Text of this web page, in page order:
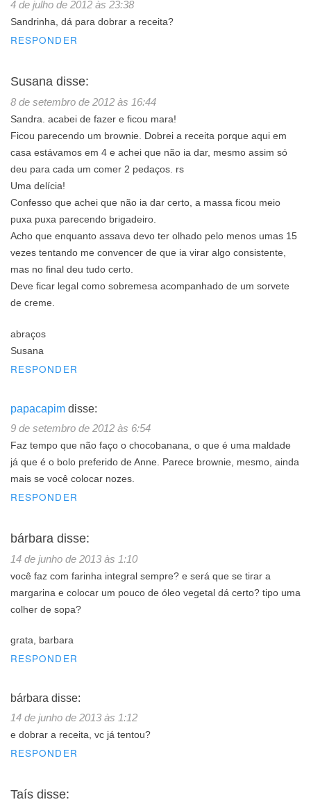
4 de julho de 2012 às 23:38
Sandrinha, dá para dobrar a receita?
RESPONDER
Susana disse:
8 de setembro de 2012 às 16:44
Sandra. acabei de fazer e ficou mara!
Ficou parecendo um brownie. Dobrei a receita porque aqui em
casa estávamos em 4 e achei que não ia dar, mesmo assim só
deu para cada um comer 2 pedaços. rs
Uma delícia!
Confesso que achei que não ia dar certo, a massa ficou meio
puxa puxa parecendo brigadeiro.
Acho que enquanto assava devo ter olhado pelo menos umas 15
vezes tentando me convencer de que ia virar algo consistente,
mas no final deu tudo certo.
Deve ficar legal como sobremesa acompanhado de um sorvete
de creme.
abraços
Susana
RESPONDER
papacapim disse:
9 de setembro de 2012 às 6:54
Faz tempo que não faço o chocobanana, o que é uma maldade
já que é o bolo preferido de Anne. Parece brownie, mesmo, ainda
mais se você colocar nozes.
RESPONDER
bárbara disse:
14 de junho de 2013 às 1:10
você faz com farinha integral sempre? e será que se tirar a
margarina e colocar um pouco de óleo vegetal dá certo? tipo uma
colher de sopa?
grata, barbara
RESPONDER
bárbara disse:
14 de junho de 2013 às 1:12
e dobrar a receita, vc já tentou?
RESPONDER
Taís disse: